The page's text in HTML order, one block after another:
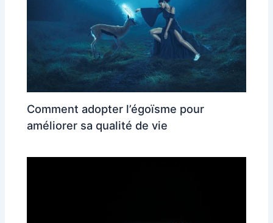
Comment adopter l’égoïsme pour
améliorer sa qualité de vie